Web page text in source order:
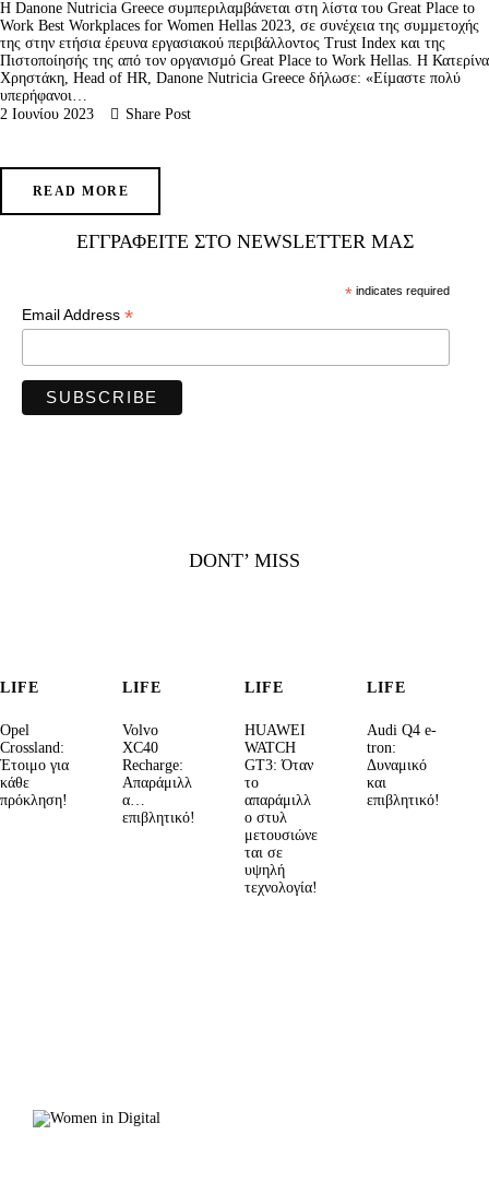
Η Danone Nutricia Greece συµπεριλαµβάνεται στη λίστα του Great Place to
Work Best Workplaces for Women Hellas 2023, σε συνέχεια της συµµετοχής
της στην ετήσια έρευνα εργασιακού περιβάλλοντος Trust Index και της
Πιστοποίησής της από τον οργανισµό Great Place to Work Hellas. Η Κατερίνα
Χρηστάκη, Head of HR, Danone Nutricia Greece δήλωσε: «Είµαστε πολύ
υπερήφανοι…
2 Ιουνίου 2023
Share Post
READ MORE
ΕΓΓΡΑΦΕΊΤΕ ΣΤΟ NEWSLETTER ΜΑΣ
*indicates required
Email Address *
DONT’ MISS
LIFE
Opel
Crossland:
Έτοιμο για
κάθε
πρόκληση!
LIFE
Volvo
XC40
Recharge:
Απαράμιλλ
α…
επιβλητικό!
LIFE
HUAWEI
WATCH
GT3: Όταν
το
απαράμιλλ
ο στυλ
μετουσιώνε
ται σε
υψηλή
τεχνολογία!
LIFE
Audi Q4 e-
tron:
Δυναμικό
και
επιβλητικό!